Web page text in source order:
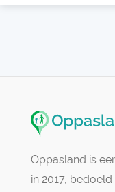
Oppasland is
in 2017,